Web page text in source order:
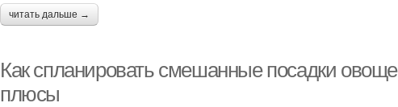
читать дальше →
Как спланировать смешанные посадки
плюсы